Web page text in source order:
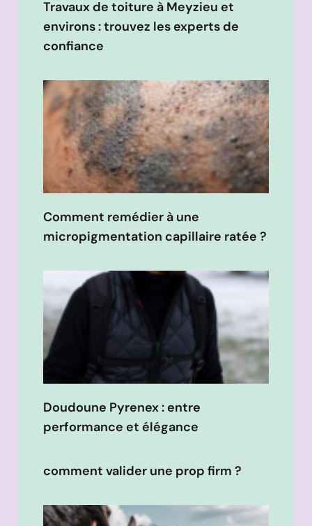
Travaux de toiture à Meyzieu et
environs : trouvez les experts de
confiance
Comment remédier à une
micropigmentation capillaire ratée ?
Doudoune Pyrenex : entre
performance et élégance
comment valider une prop firm ?